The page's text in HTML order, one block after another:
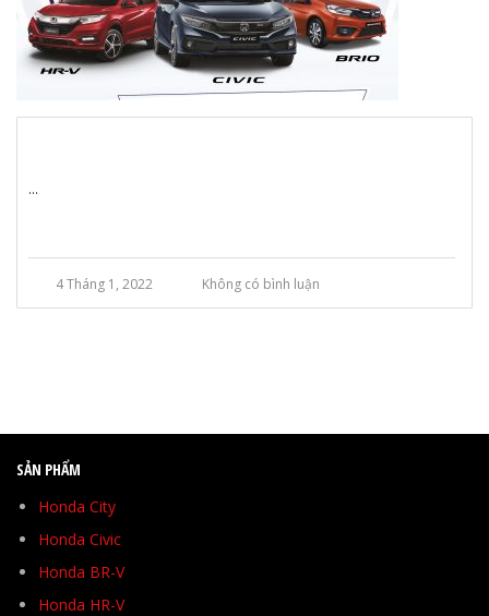
...
4 Tháng 1, 2022 Không có bình luận
SẢN PHẨM
Honda City
Honda Civic
Honda BR-V
Honda HR-V